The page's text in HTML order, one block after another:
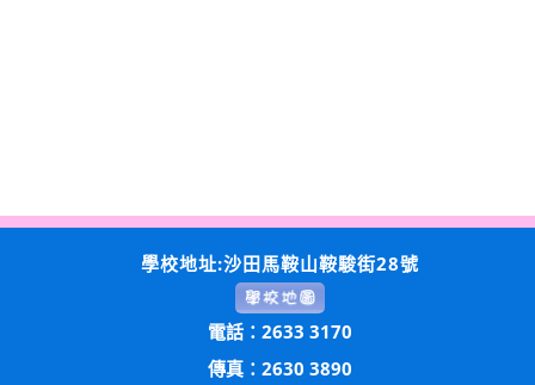
學校地址:沙田馬鞍山鞍駿街28號
電話：2633 3170
傳真：2630 3890